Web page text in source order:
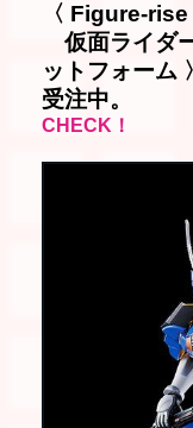
〈 Figure-
仮面ライダ
ットフォーム
受注中。
CHECK！